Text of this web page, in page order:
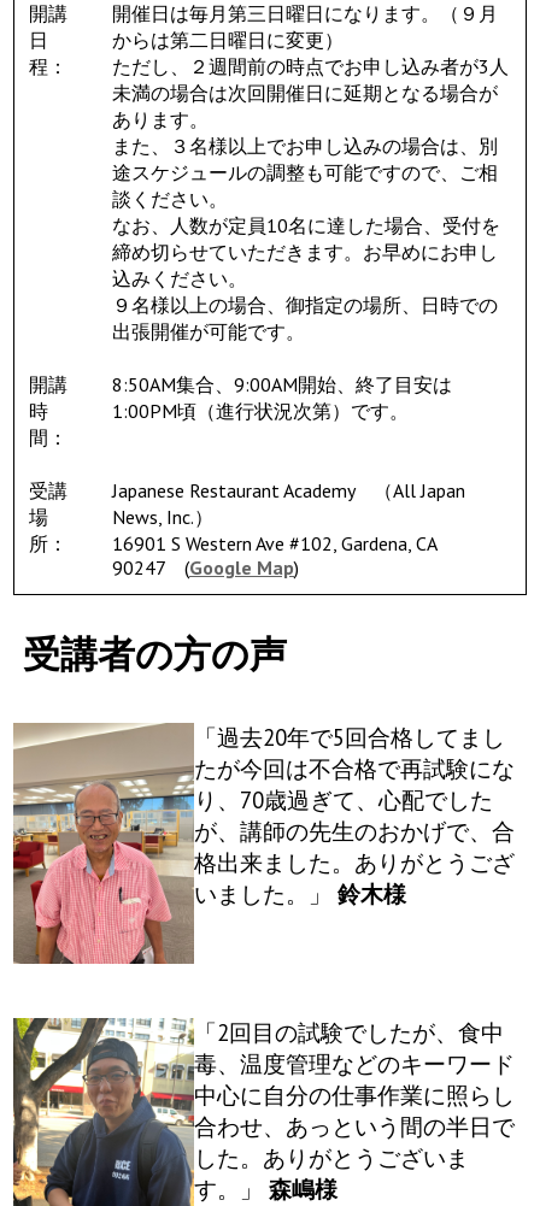
Sake Sisters Videos
SSSIA (English)
Services
米国マーケットへのＰＲ出稿
日本企業サポートサービス
求人情報の登録
米国日本食事情
J Restaurants List
What's New
Contact
Stay Connected
SNS
We Moved
開講
日
程：
開催日は毎月第三日曜日になります。（９月
からは第二日曜日に変更）
ただし、２週間前の時点でお申し込み者が3人
未満の場合は次回開催日に延期となる場合が
あります。
また、３名様以上でお申し込みの場合は、別
途スケジュールの調整も可能ですので、ご相
談ください。
なお、人数が定員10名に達した場合、受付を
締め切らせていただきます。お早めにお申し
込みください。
９名様以上の場合、御指定の場所、日時での
出張開催が可能です。
開講
時
間：
8:50AM集合、9:00AM開始、終了目安は
1:00PM頃（進行状況次第）です。
受講
場
所：
Japanese Restaurant Academy （All Japan
News, Inc.）
16901 S Western Ave #102, Gardena, CA
90247 (Google Map)
受講者の方の声
「過去20年で5回合格してまし
たが今回は不合格で再試験にな
り、70歳過ぎて、心配でした
が、講師の先生のおかげで、合
格出来ました。ありがとうござ
いました。」 鈴木様
「2回目の試験でしたが、食中
毒、温度管理などのキーワード
中心に自分の仕事作業に照らし
合わせ、あっという間の半日で
した。ありがとうございま
す。」 森嶋様